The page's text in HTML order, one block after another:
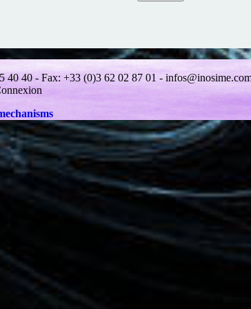
40 - Fax: +33 (0)3 62 02 87 01 -